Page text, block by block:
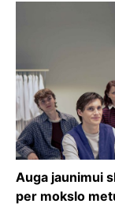
Auga jaunimui
per mokslo